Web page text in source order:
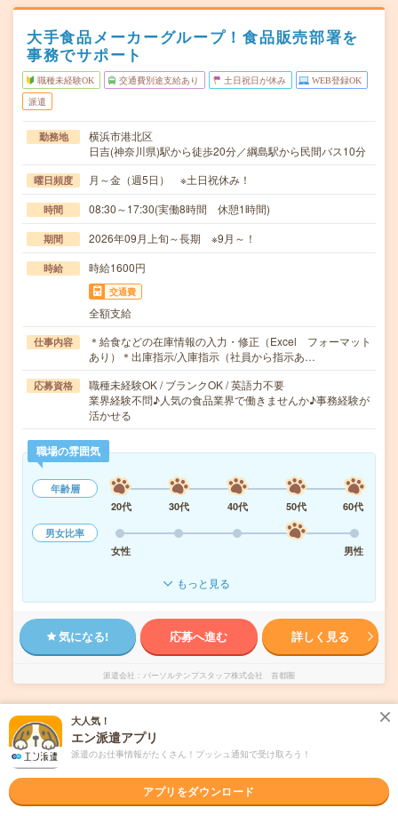
大手食品メーカーグループ！食品販売部署を
事務でサポート
職種未経験OK 交通費別途支給あり 土日祝日が休み WEB登録OK
派遣
勤務地
横浜市港北区
日吉(神奈川県)駅から徒歩20分／綱島駅から民間バス10分
曜日頻度 月～金（週5日） ※土日祝休み！
時間 08:30～17:30(実働8時間 休憩1時間)
期間 2026年09月上旬～長期 ※9月～！
時給 時給1600円
交通費
全額支給
仕事内容
＊給食などの在庫情報の入力・修正（Excel フォーマット
あり）＊出庫指示/入庫指示（社員から指示あ…
応募資格
職種未経験OK / ブランクOK / 英語力不要
業界経験不問♪人気の食品業界で働きませんか♪事務経験が
活かせる
職場の雰囲気
年齢層
20代
30代 40代 50代
60代
男女比率
女性
男性
もっと見る
気になる! 応募へ進む 詳しく見る
派遣会社 パーソルテンプスタッフ株式会社 首都圏
未読 掲載日 2026/08/06
【好条件！】在宅あり×高時給1650円×コツコ
ツ事務
職種未経験OK 交通費別途支給あり 土日祝日が休み
大人気！
エン派遣アプリ
派遣のお仕事情報がたくさん！プッシュ通知で受け取ろう！
アプリをダウンロード